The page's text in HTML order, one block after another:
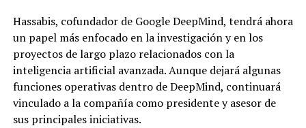
Hassabis, cofundador de Google DeepMind, tendrá ahora
un papel más enfocado en la investigación y en los
proyectos de largo plazo relacionados con la
inteligencia artificial avanzada. Aunque dejará algunas
funciones operativas dentro de DeepMind, continuará
vinculado a la compañía como presidente y asesor de
sus principales iniciativas.